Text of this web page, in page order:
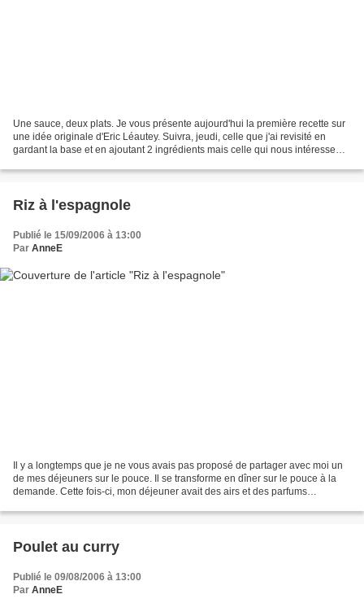
Une sauce, deux plats. Je vous présente aujourd'hui la première recette sur
une idée originale d'Eric Léautey. Suivra, jeudi, celle que j'ai revisité en
gardant la base et en ajoutant 2 ingrédients mais celle qui nous intéresse
Riz à l'espagnole
Publié le 15/09/2006 à 13:00
Par AnneE
Il y a longtemps que je ne vous avais pas proposé de partager avec moi un
de mes déjeuners sur le pouce. Il se transforme en dîner sur le pouce à la
demande. Cette fois-ci, mon déjeuner avait des airs et des parfums
Poulet au curry
Publié le 09/08/2006 à 13:00
Par AnneE